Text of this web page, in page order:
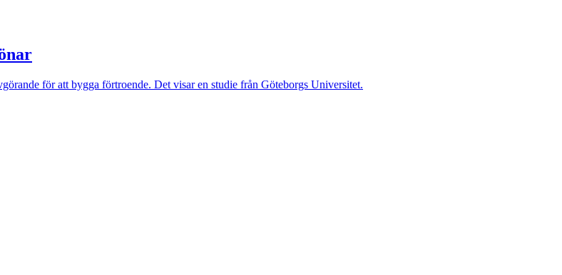
för att bygga förtroende. Det visar en studie från Göteborgs Universitet.